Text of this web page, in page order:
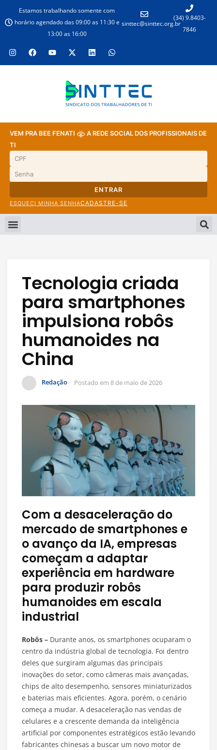
Estamos trabalhando somente com
horário agendado das 09:00 as 11:30 e
13:00 as 16:00
sinttec@sinttec.org.br
(34) 9.8403-
7846
VEM PRA BEE FENATI
A REDE SOCIAL DOS PROFISSIONAIS DE
TI
ENTRAR
ESQUECI MINHA SENHACADASTRE-SE
Tecnologia criada
para smartphones
impulsiona robôs
humanoides na
China
Redação Postado em 8 de maio de 2026
Com a desaceleração do
mercado de smartphones e
o avanço da IA, empresas
começam a adaptar
experiência em hardware
para produzir robôs
humanoides em escala
industrial
Robôs – Durante anos, os smartphones ocuparam o
centro da indústria global de tecnologia. Foi dentro
deles que surgiram algumas das principais
inovações do setor, como câmeras mais avançadas,
chips de alto desempenho, sensores miniaturizados
e baterias mais eficientes. Agora, porém, o cenário
começa a mudar. A desaceleração nas vendas de
celulares e a crescente demanda da inteligência
artificial por componentes estratégicos estão levando
fabricantes chinesas a buscar um novo motor de